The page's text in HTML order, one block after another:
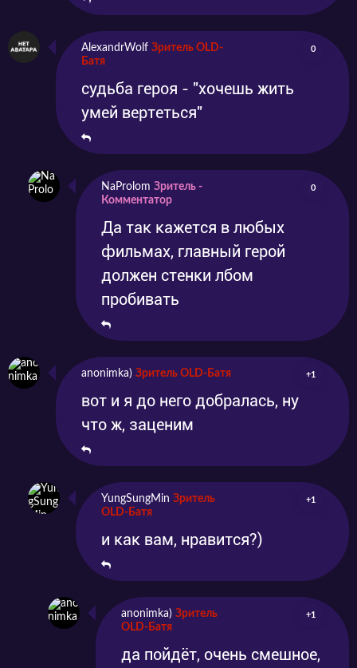
AlexandrWolf Зритель OLD-
Батя
0
судьба героя - "хочешь жить
умей вертеться"
NaProlom Зритель -
Комментатор
0
Да так кажется в любых
фильмах, главный герой
должен стенки лбом
пробивать
anonimka) Зритель OLD-Батя +1
вот и я до него добралась, ну
что ж, заценим
YungSungMin Зритель
OLD-Батя
+1
и как вам, нравится?)
anonimka) Зритель
OLD-Батя
+1
да пойдёт, очень смешное,